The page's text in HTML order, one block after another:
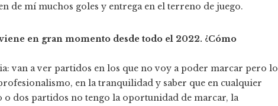
de mí muchos goles y entrega en el terreno de juego.
en gran momento desde todo el 2022. ¿Cómo
van a ver partidos en los que no voy a poder marcar pero lo
en la tranquilidad y saber que en cualquier
o dos partidos no tengo la oportunidad de marcar, la